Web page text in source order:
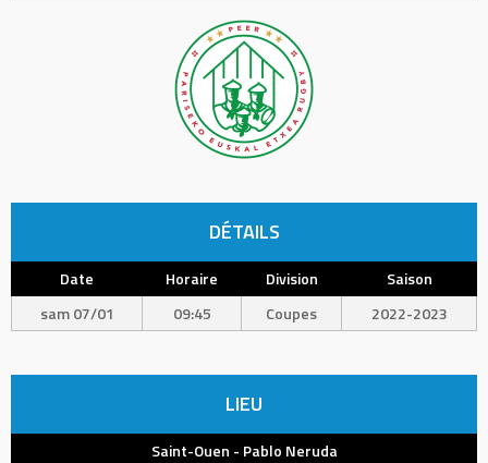
DÉTAILS
Date Horaire Division
Saison
sam 07/01
09:45 Coupes 2022-2023
LIEU
Saint-Ouen - Pablo Neruda